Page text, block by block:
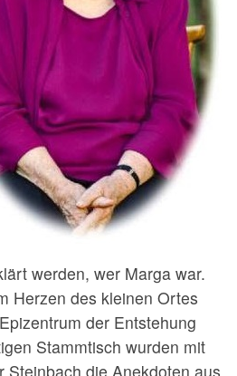
werden, wer Marga war.
Herzen des kleinen Ortes
der Entstehung
Stammtisch wurden mit
Steinbach die Anekdoten aus